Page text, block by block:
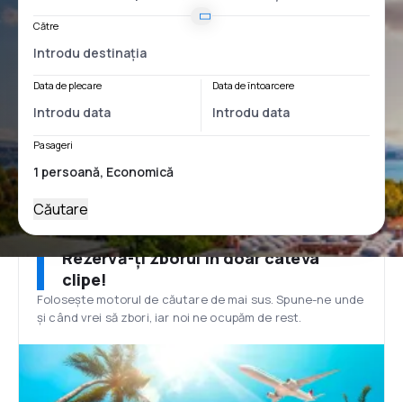
Către
Data de plecare Data de întoarcere
Pasageri
Căutare
Rezervă-ți zborul în doar câteva
clipe!
Folosește motorul de căutare de mai sus. Spune-ne unde
și când vrei să zbori, iar noi ne ocupăm de rest.